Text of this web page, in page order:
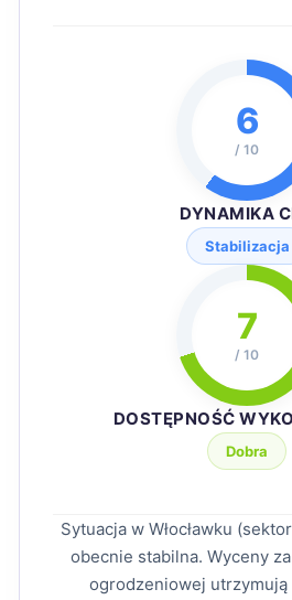
6
/ 10
DYNAMIKA
Stabilizacja
7
/ 10
DOSTĘPNOŚĆ
Dobra
Sytuacja w Włocławku
obecnie stabilna. Wyceny
ogrodzeniowej utrzymują